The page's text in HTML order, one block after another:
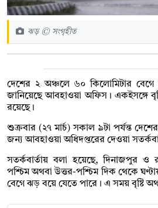
ঝড় © সংগৃহীত
দেশের ২ অঞ্চলে ৬০ কিলোমিটার
জানিয়েছে আবহাওয়া অফিস। একইসঙ্গে
রয়েছে।
শুক্রবার (২৭ মার্চ) সকাল ৯টা পর্যন্ত
জন্য আবহাওয়া অধিদপ্তরের দেওয়া
সতর্কবার্তায় বলা হয়েছে, দিনাজপুর
পশ্চিম অথবা উত্তর-পশ্চিম দিক থেকে
বেগে ঝড় বয়ে যেতে পারে। এ সময় বৃষ্টি